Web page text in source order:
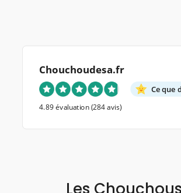
Chouchoudesa.fr
Ce que
4.89 évaluation(284 avis)